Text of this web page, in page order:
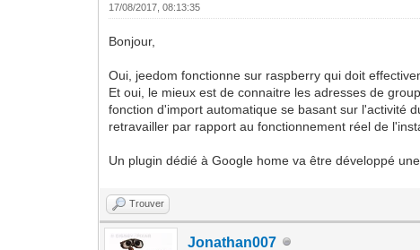
17/08/2017, 08:13:35
Bonjour,
Oui, jeedom fonctionne sur raspberry qui doit
Et oui, le mieux est de connaitre les adresses de
fonction d'import automatique se basant sur l'activité
retravailler par rapport au fonctionnement réel de
Un plugin dédié à Google home va être développé
Trouver
Jonathan007